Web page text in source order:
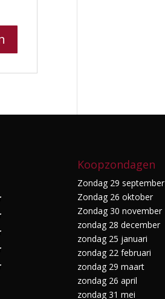
Koopzondagen
Zondag 29 september
Zondag 26 oktober
Zondag 30 november
zondag 28 december
zondag 25 januari
zondag 22 februari
zondag 29 maart
zondag 26 april
zondag 31 mei